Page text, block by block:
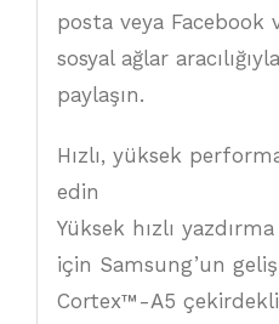
posta veya Facebook
sosyal ağlar
paylaşın.
Hızlı, yüksek
edin
Yüksek hızlı
için Samsung’un
Cortex™-A5